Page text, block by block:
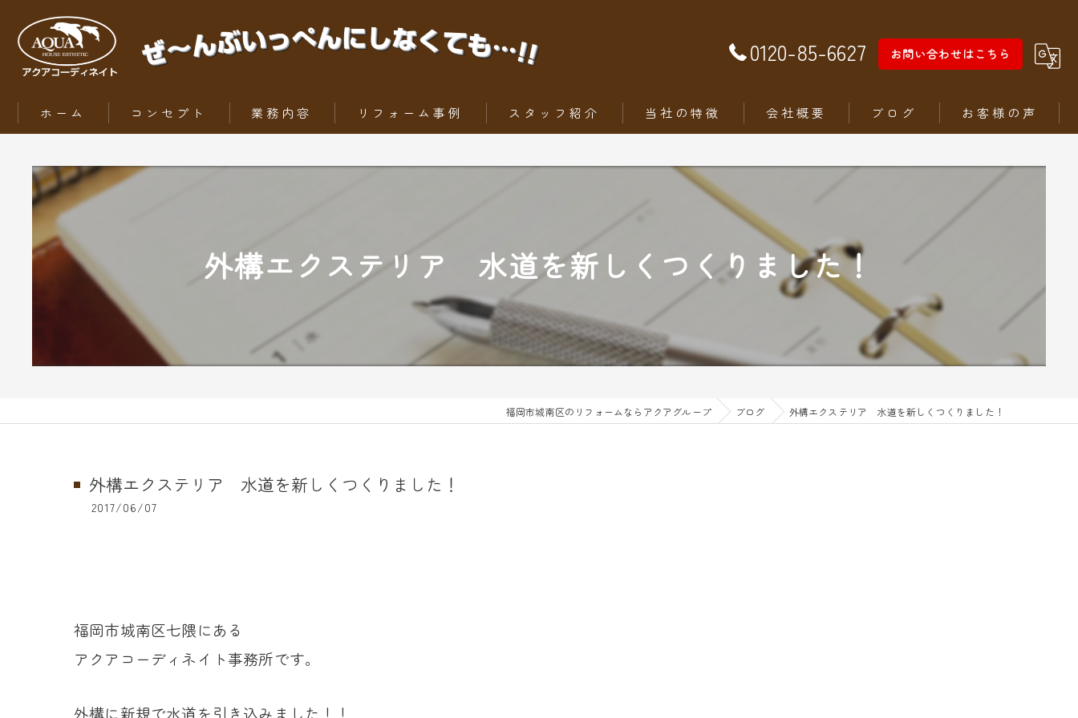
0120-85-6627 お問い合わせはこちら
ホーム コンセプト 業務内容
ZEH（ゼッチ）とは
リフォーム事例
ちょっとだけリフォーム
スタッフ紹介 当社の特徴
内装工事
水回りリフォーム
外構工事・エクステリア
会社概要 ブログ お客様の声
外構エクステリア 水道を新しくつくりました！
福岡市城南区のリフォームならアクアグループ ブログ 外構エクステリア 水道を新しくつくりました！
外構エクステリア 水道を新しくつくりました！
2017/06/07
福岡市城南区七隈にある
アクアコーディネイト事務所です。
外構に新規で水道を引き込みました！！